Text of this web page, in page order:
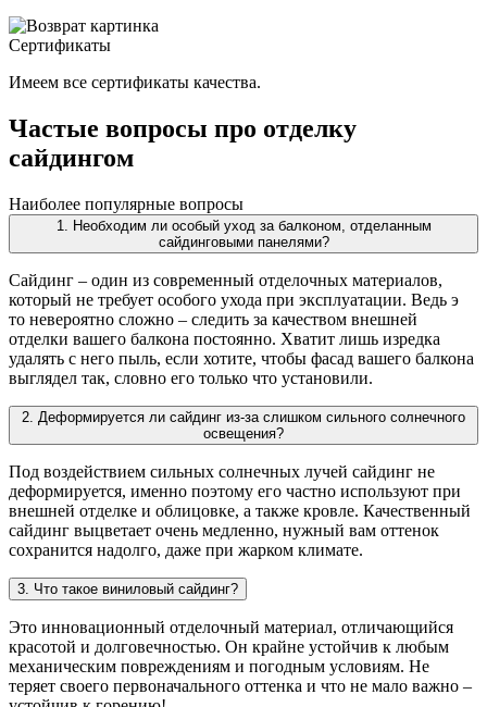
Сертификаты
Имеем все сертификаты качества.
Частые вопросы про отделку
сайдингом
Наиболее популярные вопросы
1. Необходим ли особый уход за балконом, отделанным
сайдинговыми панелями?
Сайдинг – один из современный отделочных материалов,
который не требует особого ухода при эксплуатации. Ведь э
то невероятно сложно – следить за качеством внешней
отделки вашего балкона постоянно. Хватит лишь изредка
удалять с него пыль, если хотите, чтобы фасад вашего балкона
выглядел так, словно его только что установили.
2. Деформируется ли сайдинг из-за слишком сильного солнечного
освещения?
Под воздействием сильных солнечных лучей сайдинг не
деформируется, именно поэтому его частно используют при
внешней отделке и облицовке, а также кровле. Качественный
сайдинг выцветает очень медленно, нужный вам оттенок
сохранится надолго, даже при жарком климате.
3. Что такое виниловый сайдинг?
Это инновационный отделочный материал, отличающийся
красотой и долговечностью. Он крайне устойчив к любым
механическим повреждениям и погодным условиям. Не
теряет своего первоначального оттенка и что не мало важно –